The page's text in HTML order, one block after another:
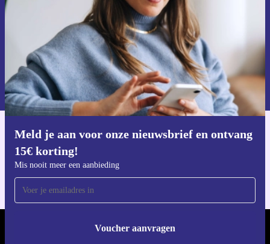
huis die niet alleen je werk makkelijker maakt, maar ook
bijdraagt aan een betere wereld. ✨
Meld je aan voor onze nieuwsbrief en ontvang
15€ korting!
Mis nooit meer een aanbieding
Voucher aanvragen
Voucher aanvragen
Informatie over het gebruik van persoonsgegevens vind je in ons
privacybeleid
Download de refurbed app
REFURBED NEDERLAND - RETHINK NEW.